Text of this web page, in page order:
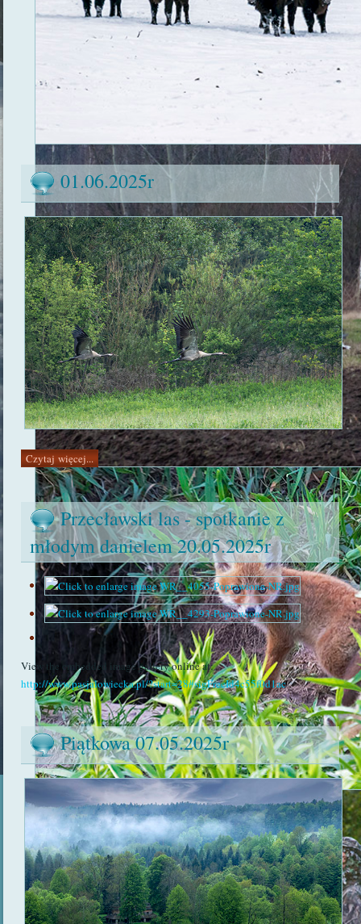
01.06.2025r
Czytaj więcej...
Przecławski las - spotkanie z
młodym danielem 20.05.2025r
View the embedded image gallery online at:
http://www.pasjalowiecka.pl/?start=28#sigFreeId4c55f0d1ac
Piątkowa 07.05.2025r